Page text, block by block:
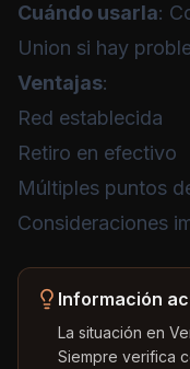
Cuándo usarla:
Union si hay
Ventajas:
Red establecida
Retiro en efectivo
Múltiples puntos
Consideraciones
Información
La situación en
Siempre verifica